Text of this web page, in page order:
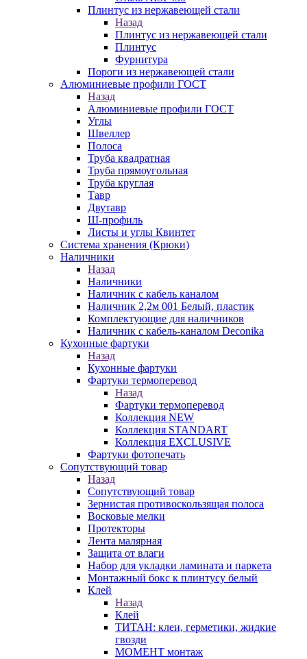
Плинтус из нержавеющей стали
Назад
Плинтус из нержавеющей стали
Плинтус
Фурнитура
Пороги из нержавеющей стали
Алюминиевые профили ГОСТ
Назад
Алюминиевые профили ГОСТ
Углы
Швеллер
Полоса
Труба квадратная
Труба прямоугольная
Труба круглая
Тавр
Двутавр
Ш-профиль
Листы и углы Квинтет
Система хранения (Крюки)
Наличники
Назад
Наличники
Наличник с кабель каналом
Наличник 2,2м 001 Белый, пластик
Комплектующие для наличников
Наличник с кабель-каналом Deconika
Кухонные фартуки
Назад
Кухонные фартуки
Фартуки термоперевод
Назад
Фартуки термоперевод
Коллекция NEW
Коллекция STANDART
Коллекция EXCLUSIVE
Фартуки фотопечать
Сопутствующий товар
Назад
Сопутствующий товар
Зернистая противоскользящая полоса
Восковые мелки
Протекторы
Лента малярная
Защита от влаги
Набор для укладки ламината и паркета
Монтажный бокс к плинтусу белый
Клей
Назад
Клей
ТИТАН: клеи, герметики, жидкие
гвозди
МОМЕНТ монтаж